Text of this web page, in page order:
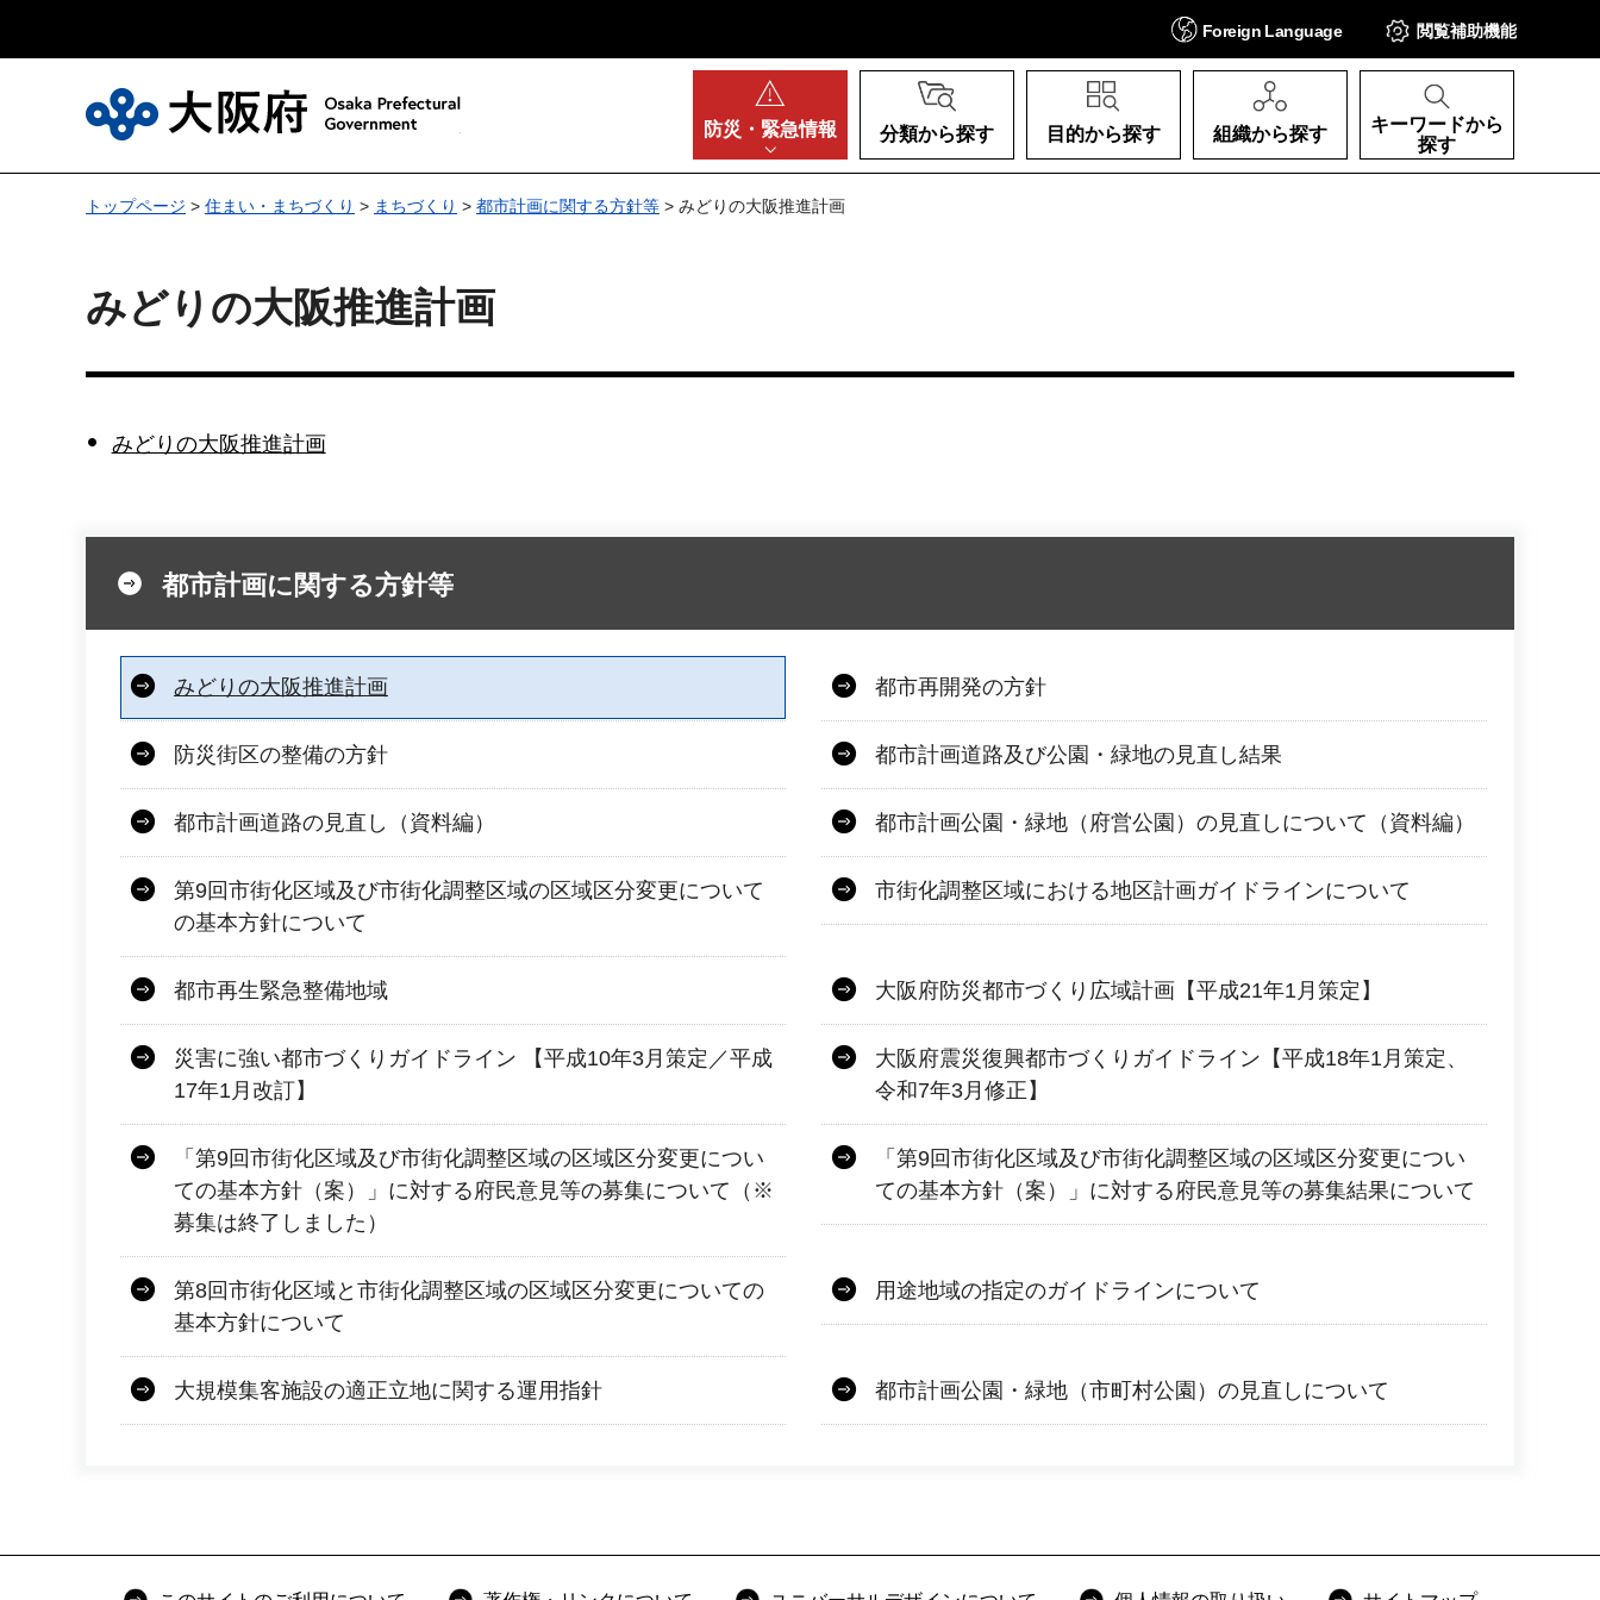
Foreign Language 閲覧補助機能
防災・ 緊急情報 分類から探す 目的から探す 組織から探す
キーワードから
探す
トップページ > 住まい・まちづくり > まちづくり > 都市計画に関する方針等 > みどりの大阪推進計画
みどりの大阪推進計画
みどりの大阪推進計画
都市計画に関する方針等
みどりの大阪推進計画 都市再開発の方針
防災街区の整備の方針 都市計画道路及び公園・緑地の見直し結果
都市計画道路の見直し（資料編） 都市計画公園・緑地（府営公園）の見直しについて（資料編）
第9回市街化区域及び市街化調整区域の区域区分変更について
の基本方針について
市街化調整区域における地区計画ガイドラインについて
都市再生緊急整備地域 大阪府防災都市づくり広域計画【平成21年1月策定】
災害に強い都市づくりガイドライン 【平成10年3月策定／平成
17年1月改訂】
大阪府震災復興都市づくりガイドライン【平成18年1月策定、
令和7年3月修正】
「第9回市街化区域及び市街化調整区域の区域区分変更につい
ての基本方針（案）」に対する府民意見等の募集について（※
募集は終了しました）
「第9回市街化区域及び市街化調整区域の区域区分変更につい
ての基本方針（案）」に対する府民意見等の募集結果について
第8回市街化区域と市街化調整区域の区域区分変更についての
基本方針について
用途地域の指定のガイドラインについて
大規模集客施設の適正立地に関する運用指針 都市計画公園・緑地（市町村公園）の見直しについて